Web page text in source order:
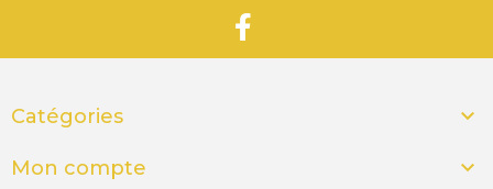
Catégories 
Mon compte 